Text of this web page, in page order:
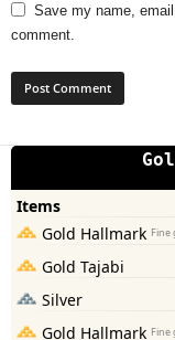
Save my name,
comment.